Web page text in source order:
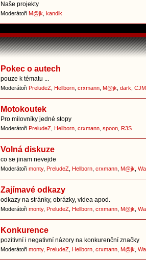
Naše projekty
Moderátoři M@jk kandik
Pokec o autech
pouze k tématu ...
Moderátoři PreludeZ Hellborn crxmann M@jk dark
Motokoutek
Pro milovníky jedné stopy
Moderátoři PreludeZ Hellborn crxmann spoon R3S
Volná diskuze
co se jinam nevejde
Moderátoři monty, PreludeZ Hellborn crxmann M@jk
Zajímavé odkazy
odkazy na stránky, obrázky, videa apod.
Moderátoři monty, PreludeZ Hellborn crxmann M@jk
Konkurence
pozitivní i negativní názory na konkurenční značky
Moderátoři monty, PreludeZ Hellborn crxmann M@jk